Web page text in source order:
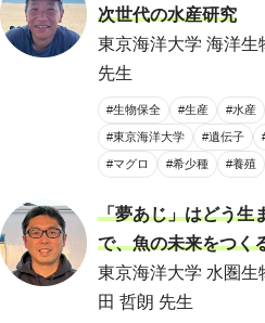
次世代の水産研究
東京海洋大学 海洋生
先生
#生物保全 #生産 #水産
#東京海洋大学 #遺伝子
#マグロ #希少種 #養殖
「夢あじ」はどう生
で、魚の未来をつく
東京海洋大学 水圏生
田 哲朗 先生